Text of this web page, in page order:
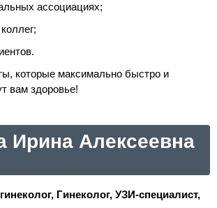
ассоциациях;
которые максимально быстро и
вам здоровье!
Ирина Алексеевна
Гинеколог, УЗИ-специалист,